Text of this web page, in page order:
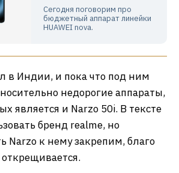
Сегодня поговорим про
бюджетный аппарат линейки
HUAWEI nova.
в Индии, и пока что под ним
недорогие аппараты,
является и Narzo 50i. В тексте
бренд realme, но
Narzo к нему закрепим, благо